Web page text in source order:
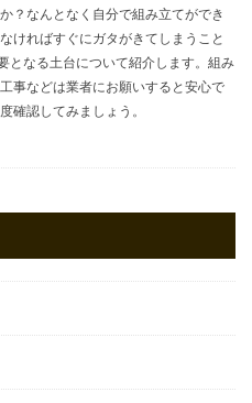
？なんとなく自分で組み立てができ
ければすぐにガタがきてしまうこと
となる土台について紹介します。組み
事などは業者にお願いすると安心で
確認してみましょう。